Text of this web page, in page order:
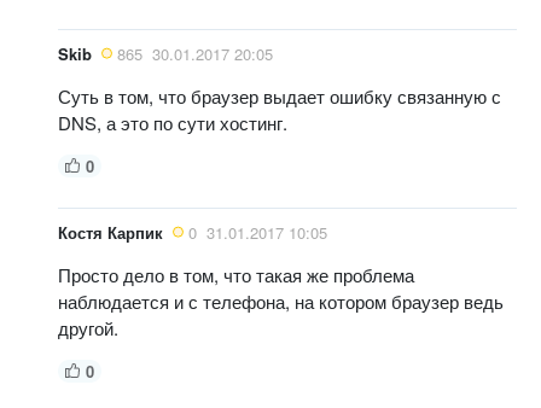
Skib 865 30.01.2017 20:05
Суть в том, что браузер выдает ошибку связанную с
DNS, а это по сути хостинг.
0
Костя Карпик 0 31.01.2017 10:05
Просто дело в том, что такая же проблема
наблюдается и с телефона, на котором браузер ведь
другой.
0